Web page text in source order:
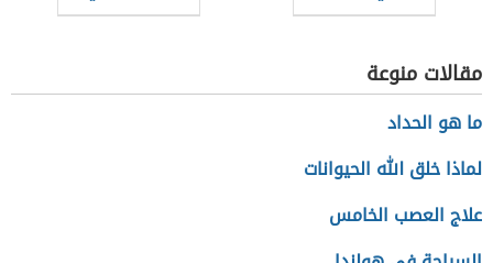
للحامل
مقالات منوعة
ما هو الحداد
لماذا خلق الله الحيوانات
علاج العصب الخامس